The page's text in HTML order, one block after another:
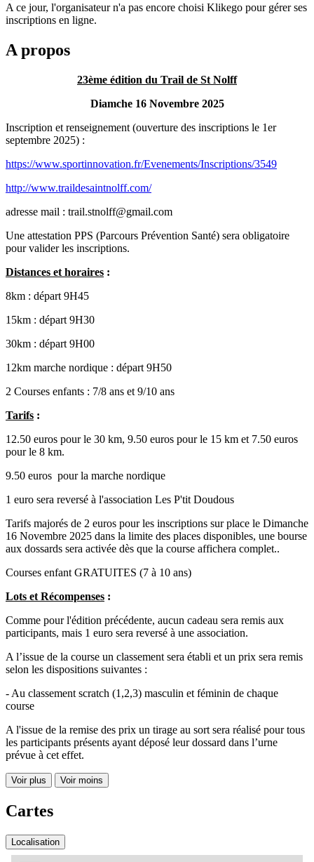
A ce jour, l'organisateur n'a pas encore choisi Klikego pour gérer ses
inscriptions en ligne.
A propos
23ème édition du Trail de St Nolff
Diamche 16 Novembre 2025
Inscription et renseignement (ouverture des inscriptions le 1er
septembre 2025) :
https://www.sportinnovation.fr/Evenements/Inscriptions/3549
http://www.traildesaintnolff.com/
adresse mail : trail.stnolff@gmail.com
Une attestation PPS (Parcours Prévention Santé) sera obligatoire
pour valider les inscriptions.
Distances et horaires :
8km : départ 9H45
15km : départ 9H30
30km : départ 9H00
12km marche nordique : départ 9H50
2 Courses enfants : 7/8 ans et 9/10 ans
Tarifs :
12.50 euros pour le 30 km, 9.50 euros pour le 15 km et 7.50 euros
pour le 8 km.
9.50 euros pour la marche nordique
1 euro sera reversé à l'association Les P'tit Doudous
Tarifs majorés de 2 euros pour les inscriptions sur place le Dimanche
16 Novembre 2025 dans la limite des places disponibles, une bourse
aux dossards sera activée dès que la course affichera complet..
Courses enfant GRATUITES (7 à 10 ans)
Lots et Récompenses :
Comme pour l'édition précédente, aucun cadeau sera remis aux
participants, mais 1 euro sera reversé à une association.
A l’issue de la course un classement sera établi et un prix sera remis
selon les dispositions suivantes :
- Au classement scratch (1,2,3) masculin et féminin de chaque
course
A l'issue de la remise des prix un tirage au sort sera réalisé pour tous
les participants présents ayant déposé leur dossard dans l’urne
prévue à cet effet.
Voir plus Voir moins
Cartes
Localisation